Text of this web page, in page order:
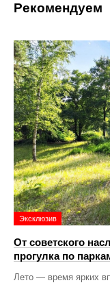
Рекомендуем
Эксклюзив
От советского
прогулка по
Лето — время ярких